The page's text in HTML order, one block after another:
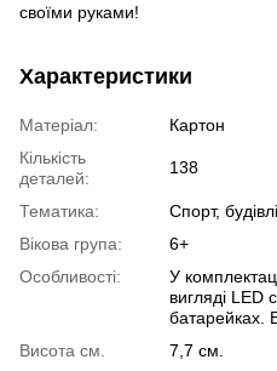
своїми руками!
Характеристики
Матеріал:
Картон
Кількість
деталей:
138
Тематика:
Спорт, будівлі
Вікова група:
6+
Особливості:
У
вигляді LED
батарейках.
Висота см.
7,7 см.